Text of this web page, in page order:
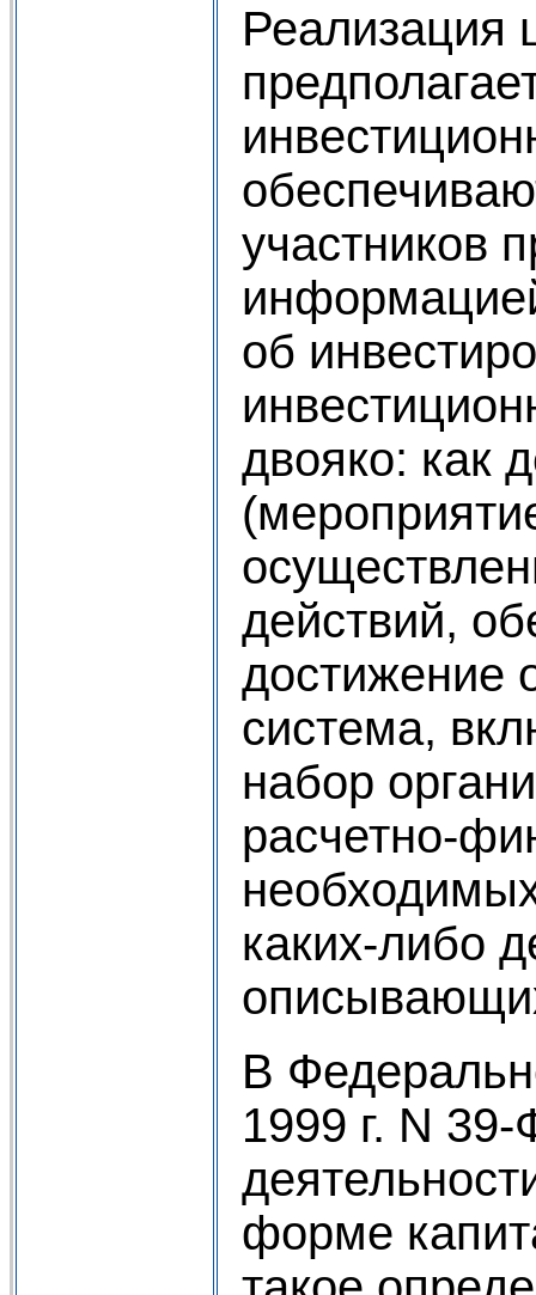
Реализация
участников
об
двояко: как
действий,
достижение
система,
набор
расчетно-
каких-либо
В
1999 г. N
форме